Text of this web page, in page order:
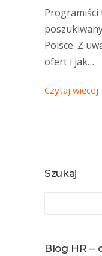
Programiści
Polsce. Z
ofert i jak…
Czytaj więcej
Szukaj
Blog HR –